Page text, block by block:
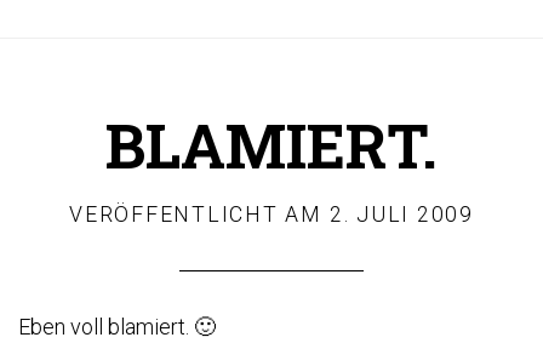
BLAMIERT.
VERÖFFENTLICHT AM 2. JULI 2009
Eben voll blamiert. 🙂